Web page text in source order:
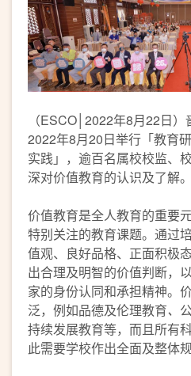
（ESCO│2022年8月22日）
2022年8月20日举行「教育
实践」，逾百名属校校监、
深对价值教育的认识及了解。
价值教育是全人教育的重要
特别关注的教育课题。通过
值观、良好品格、正面积极
出合理及明智的价值判断，
家的身份认同和承担精神。
泛，例如品德及伦理教育、
持续发展教育等，而且所有
此需要学校作出全面及整体